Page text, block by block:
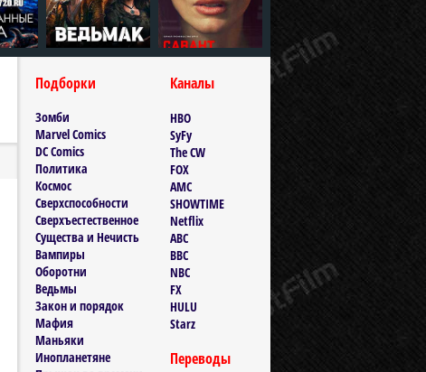
Подборки
Зомби
Marvel Comics
DC Comics
Политика
Космос
Сверхспособности
Сверхъестественное
Существа и Нечисть
Вампиры
Оборотни
Ведьмы
Закон и порядок
Мафия
Маньяки
Инопланетяне
Каналы
HBO
SyFy
The CW
FOX
AMC
SHOWTIME
Netflix
ABC
BBC
NBC
FX
HULU
Starz
Переводы